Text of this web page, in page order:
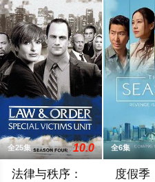
全25集 10.0
法律与秩序：
全6集
度假季